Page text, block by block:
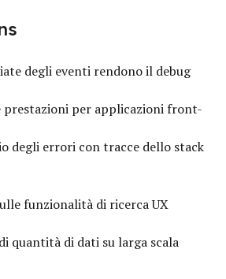
degli eventi rendono il debug
prestazioni per applicazioni front-
degli errori con tracce dello stack
funzionalità di ricerca UX
quantità di dati su larga scala